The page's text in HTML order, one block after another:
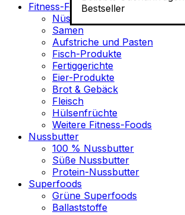
Bestseller
Fitness-Food
Nüsse
Samen
Aufstriche und Pasten
Fisch-Produkte
Fertiggerichte
Eier-Produkte
Brot & Gebäck
Fleisch
Hülsenfrüchte
Weitere Fitness-Foods
Nussbutter
100 % Nussbutter
Süße Nussbutter
Protein-Nussbutter
Superfoods
Grüne Superfoods
Ballaststoffe